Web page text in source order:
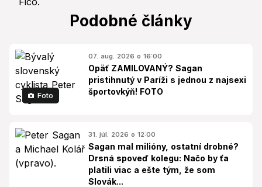
Podobné články
Foto
07. aug. 2026 o 16:00
Opäť ZAMILOVANÝ? Sagan
pristihnutý v Paríži s jednou z najsexi
športovkýň! FOTO
31. júl. 2026 o 12:00
Sagan mal milióny, ostatní drobné?
Drsná spoveď kolegu: Načo by ťa
platili viac a ešte tým, že som
Slovák...